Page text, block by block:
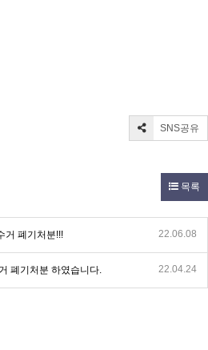
SNS공유
목록
거 폐기처분!!! 22.06.08
폐기처분 하였습니다. 22.04.24